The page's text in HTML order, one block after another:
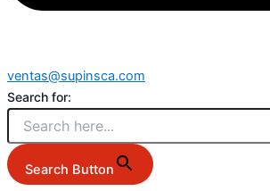
ventas@supinsca.com
Search for:
Search Button